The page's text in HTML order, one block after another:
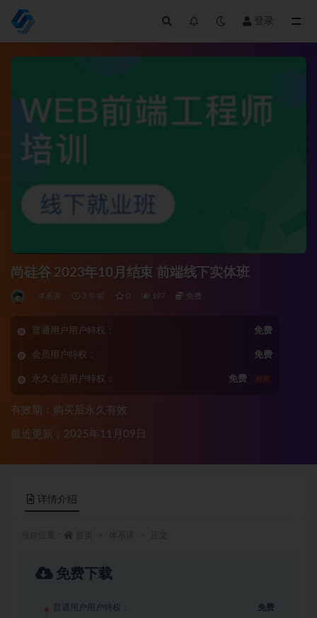
登录
尚硅谷 2023年10月结束 前端线下实体班
体系课 3 年前 0 197 免费
普通用户用户特权： 免费
会员用户特权： 免费
永久会员用户特权： 免费 推荐
有效期：购买后永久有效
最近更新：2025年11月09日
详情介绍
免费下载
普通用户用户特权： 免费